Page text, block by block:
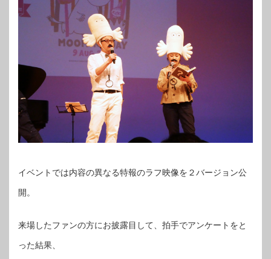
イベントでは内容の異なる特報のラフ映像を２バージョン公
開。
来場したファンの方にお披露目して、拍手でアンケートをと
った結果、